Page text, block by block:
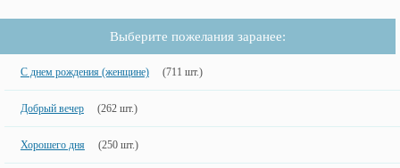
Выберите пожелания заранее:
С днем рождения (женщине) (711 шт.)
Добрый вечер (262 шт.)
Хорошего дня (250 шт.)